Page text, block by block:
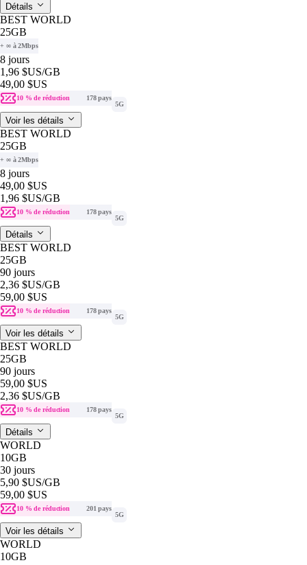
Détails
BEST WORLD
25GB
+ ∞ à 2Mbps
8 jours
1,96 $US/GB
49,00 $US
10 % de réduction
178 pays
5G
Voir les détails
BEST WORLD
25GB
+ ∞ à 2Mbps
8 jours
49,00 $US
1,96 $US/GB
10 % de réduction
178 pays
5G
Détails
BEST WORLD
25GB
90 jours
2,36 $US/GB
59,00 $US
10 % de réduction
178 pays
5G
Voir les détails
BEST WORLD
25GB
90 jours
59,00 $US
2,36 $US/GB
10 % de réduction
178 pays
5G
Détails
WORLD
10GB
30 jours
5,90 $US/GB
59,00 $US
10 % de réduction
201 pays
5G
Voir les détails
WORLD
10GB